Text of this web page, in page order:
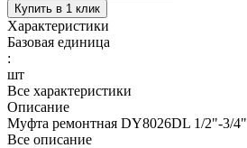
Купить в 1 клик
Характеристики
Базовая единица
:
шт
Все характеристики
Описание
Муфта ремонтная DY8026DL 1/2"-3/4"
Все описание